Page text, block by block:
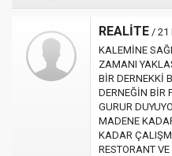
REALİTE / 21
KALEMİNE
ZAMANI
BİR DERNEKKİ
DERNEĞİN BİR
GURUR
MADENE
KADAR
RESTORANT